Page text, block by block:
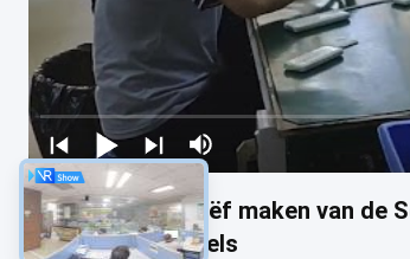
Op van het In reliëf maken van de
Membraan Sleutels